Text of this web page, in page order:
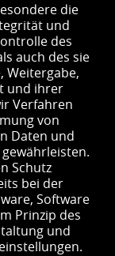
die
und
des
auch des sie
Weitergabe,
und ihrer
Verfahren
von
Daten und
Schutz
bei der
Software
Prinzip des
und